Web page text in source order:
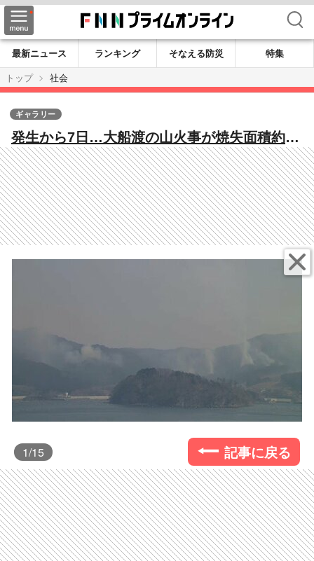
検索
最新ニュース ランキング そなえる防災
特集
トップ
社会
発生から7日…大船渡の山火事が焼失面積約
2600haに拡大 避難長期化で医療支援チーム
「ICAT」による感染症対策も 15日連続で乾
燥注意報発表
ギャラリー
1/15 記事に戻る